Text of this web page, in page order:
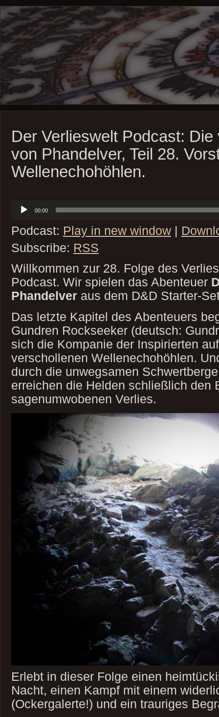
Der Verlieswelt Podcast:
von Phandelver, Teil 28.
Wellenechohöhlen.
Audio-
Player
00:00
Podcast: Play in new window|
Subscribe: RSS
Willkommen zur 28. Folge des
Podcast. Wir spielen das Abenteuer
Phandelveraus dem D&D Starter-
Das letzte Kapitel des Abenteuers
Gundren Rockseeker (deutsch:
sich die Kompanie der Inspirierten
verschollenen Wellenechohöhlen.
durch die unwegsamen
erreichen die Helden schließlich den
sagenumwobenen Verlies.
Erlebt in dieser Folge einen
Nacht, einen Kampf mit einem
(Ockergalerte!) und ein trauriges